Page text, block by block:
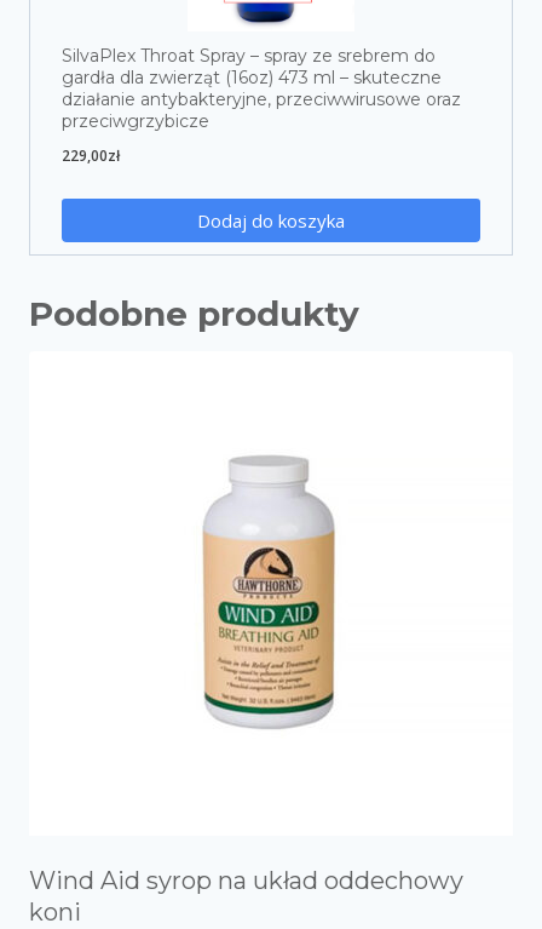
SilvaPlex Throat Spray – spray ze srebrem do
gardła dla zwierząt (16oz) 473 ml – skuteczne
działanie antybakteryjne, przeciwwirusowe oraz
przeciwgrzybicze
229,00zł
Dodaj do koszyka
Podobne produkty
Wind Aid syrop na układ oddechowy
koni